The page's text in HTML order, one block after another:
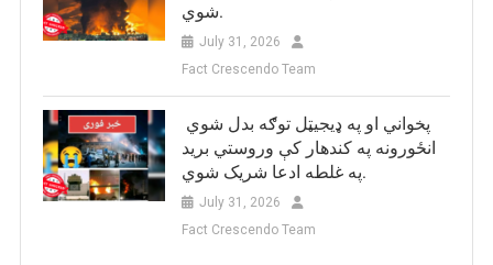
شوي.
July 31, 2026
Fact Crescendo Team
پخواني او په ډيجيټل توګه بدل شوي
انځورونه په کندهار کې وروستي برید
په غلطه ادعا شریک شوي.
July 31, 2026
Fact Crescendo Team